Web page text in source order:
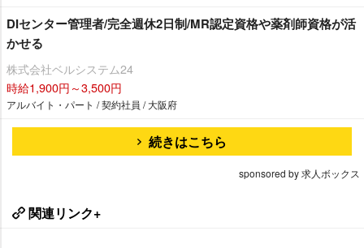
DIセンター管理者/完全週休2日制/MR認定資格や薬剤師資格が活
かせる
株式会社ベルシステム24
時給1,900円～3,500円
アルバイト・パート / 契約社員 / 大阪府
続きはこちら
sponsored by 求人ボックス
関連リンク+